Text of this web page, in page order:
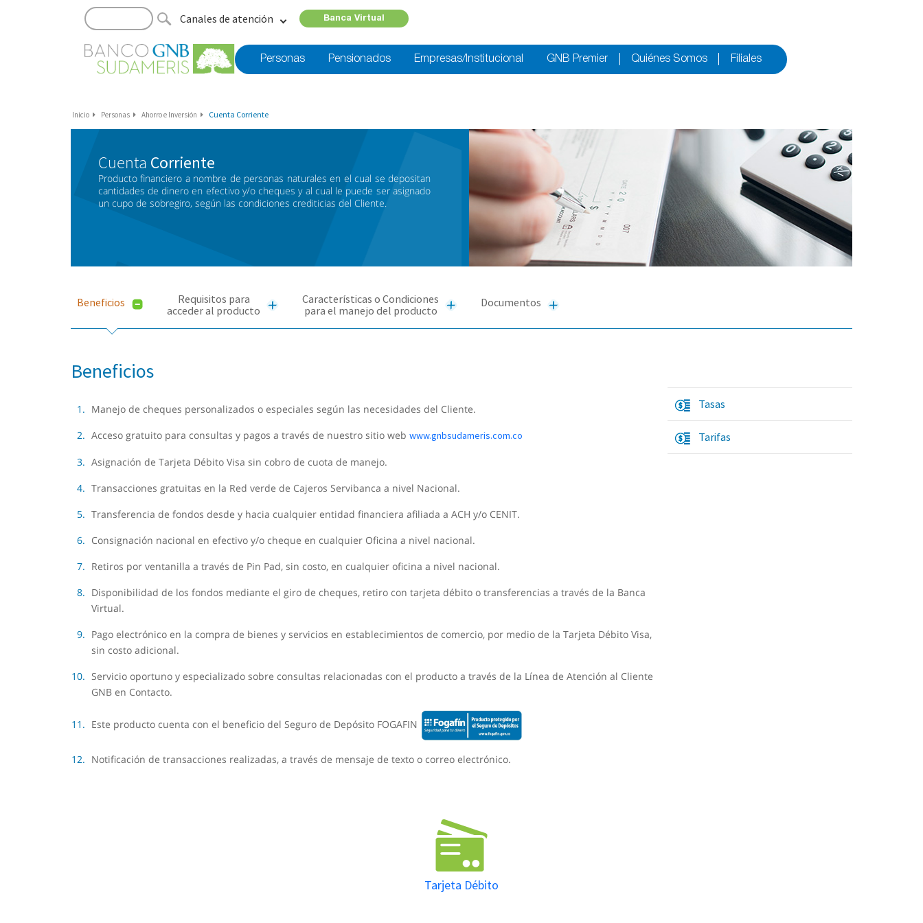
Canales de atención Banca Virtual
Personas Pensionados Empresas/Institucional GNB Premier Quiénes Somos Filiales
Inicio Personas Ahorro e Inversión Cuenta Corriente
Cuenta Corriente
Producto financiero a nombre de personas naturales en el cual se depositan
cantidades de dinero en efectivo y/o cheques y al cual le puede ser asignado
un cupo de sobregiro, según las condiciones crediticias del Cliente.
Beneficios
Requisitos para
acceder al producto
Características o Condiciones
para el manejo del producto
Documentos
Beneficios
Manejo de cheques personalizados o especiales según las necesidades del Cliente.
Acceso gratuito para consultas y pagos a través de nuestro sitio web www.gnbsudameris.com.co
Asignación de Tarjeta Débito Visa sin cobro de cuota de manejo.
Transacciones gratuitas en la Red verde de Cajeros Servibanca a nivel Nacional.
Transferencia de fondos desde y hacia cualquier entidad financiera afiliada a ACH y/o CENIT.
Consignación nacional en efectivo y/o cheque en cualquier Oficina a nivel nacional.
Retiros por ventanilla a través de Pin Pad, sin costo, en cualquier oficina a nivel nacional.
Disponibilidad de los fondos mediante el giro de cheques, retiro con tarjeta débito o transferencias a través de la Banca
Virtual.
Pago electrónico en la compra de bienes y servicios en establecimientos de comercio, por medio de la Tarjeta Débito Visa,
sin costo adicional.
Servicio oportuno y especializado sobre consultas relacionadas con el producto a través de la Línea de Atención al Cliente
GNB en Contacto.
Este producto cuenta con el beneficio del Seguro de Depósito FOGAFIN
Notificación de transacciones realizadas, a través de mensaje de texto o correo electrónico.
Tasas
Tarifas
Tarjeta Débito